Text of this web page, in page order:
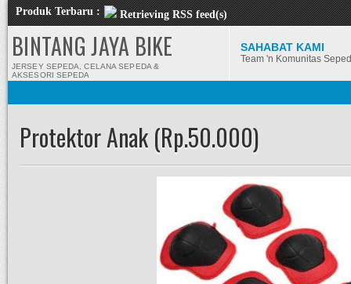
Produk Terbaru : Retrieving RSS feed(s)
BINTANG JAYA BIKE
JERSEY SEPEDA, CELANA SEPEDA &
AKSESORI SEPEDA
SAHABAT KAMI
Team 'n Komunitas
Protektor Anak (Rp.50.000)